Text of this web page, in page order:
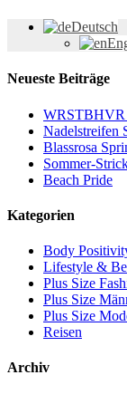
Deutsch
Neueste Beiträge
WRSTBHVR
Nadelstreifen
Blassrosa
Sommer-
Beach Pride
Kategorien
Body
Lifestyle &
Plus Size
Plus Size
Plus Size
Reisen
Archiv